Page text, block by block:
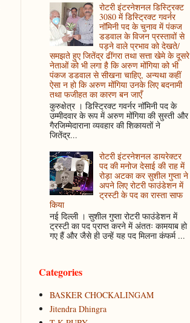
रोटरी इंटरनेशनल डिस्ट्रिक्ट
3080 में डिस्ट्रिक्ट गवर्नर
नॉमिनी पद के चुनाव में पंकज
डडवाल के विजन प्रस्तावों से
पड़ने वाले प्रभाव को देखते/
समझते हुए जितेंद्र ढींगरा तथा सत्ता खेमे के दूसरे
नेताओं को भी लगा है कि अरुण मोंगिया को भी
पंकज डडवाल से सीखना चाहिए, अन्यथा कहीं
ऐसा न हो कि अरुण मोंगिया उनके लिए बदनामी
तथा फजीहत का कारण बन जाएँ
कुरुक्षेत्र । डिस्ट्रिक्ट गवर्नर नॉमिनी पद के
उम्मीदवार के रूप में अरुण मोंगिया की सुस्ती और
गैरजिम्मेदाराना व्यवहार की शिकायतों ने
जितेंद्र...
रोटरी इंटरनेशनल डायरेक्टर
पद की मनोज देसाई की राह में
रोड़ा अटका कर सुशील गुप्ता ने
अपने लिए रोटरी फाउंडेशन में
ट्रस्टी के पद का रास्ता साफ
किया
नई दिल्ली । सुशील गुप्ता रोटरी फाउंडेशन में
ट्रस्टी का पद प्राप्त करने में अंततः कामयाब हो
गए हैं और जैसे ही उन्हें यह पद मिलना कंफर्म ...
Categories
BASKER CHOCKALINGAM
Jitendra Dhingra